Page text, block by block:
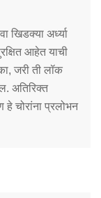
खिडक्या अर्ध्या
आहेत याची
जरी ती लॉक
अतिरिक्त
हे चोरांना प्रलोभन